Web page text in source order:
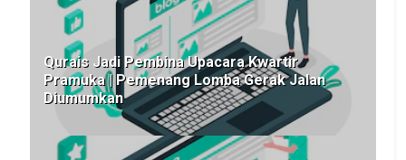
Qurais Jadi Pembina Upacara Kwartir
Pramuka | Pemenang Lomba Gerak Jalan
Diumumkan